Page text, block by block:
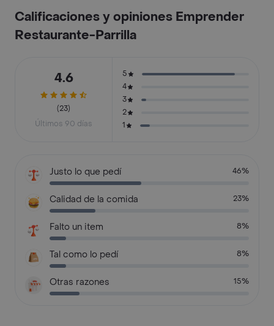
Calificaciones y opiniones Emprender
Restaurante-Parrilla
4.6
(23)
Últimos 90 días
5
4
3
2
1
Justo lo que pedí 46%
Calidad de la comida 23%
Falto un item 8%
Tal como lo pedí 8%
Otras razones 15%